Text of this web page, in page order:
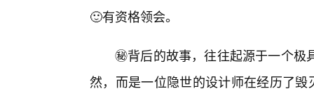
🙂有资格领会。
㊙️背后的故事，往往起源于一个极
然，而是一位隐世的设计师在经历了